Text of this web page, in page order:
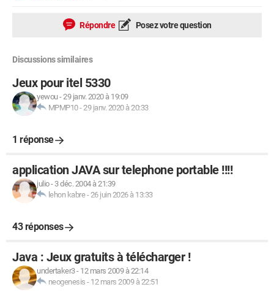
Répondre Posez votre question
Discussions similaires
Jeux pour itel 5330
yewou-29 janv. 2020 à 19:09
MPMP10-29 janv. 2020 à 20:33
1 réponse
application JAVA sur telephone portable !!!!
julio- 3 déc. 2004 à 21:39
lehon kabre-26 juin 2026 à 13:33
43 réponses
Java : Jeux gratuits à télécharger !
undertaker3- 12 mars 2009 à 22:14
neogenesis - 12 mars 2009 à 22:51